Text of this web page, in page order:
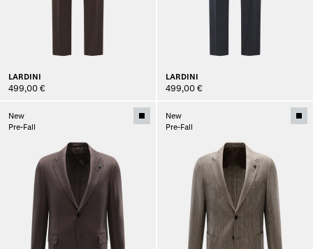
LARDINI
499,00 €
LARDINI
499,00 €
New
Pre-Fall
New
Pre-Fall